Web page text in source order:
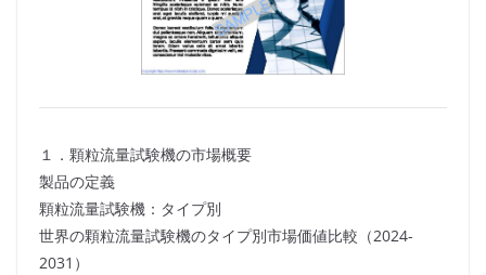
１．顆粒流量試験機の市場概要
製品の定義
顆粒流量試験機：タイプ別
世界の顆粒流量試験機のタイプ別市場価値比較（2024-
2031）